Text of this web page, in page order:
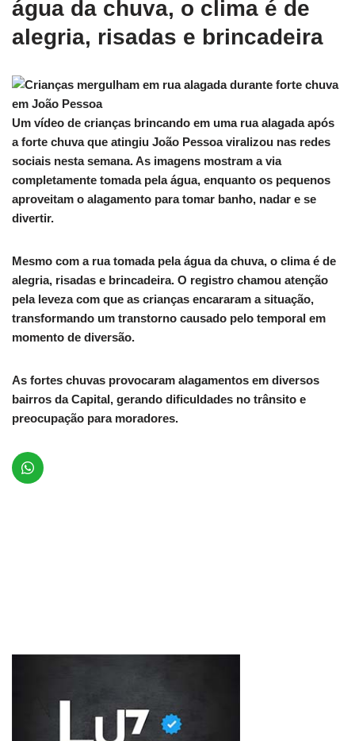
água da chuva, o clima é de
alegria, risadas e brincadeira
Um vídeo de crianças brincando em uma rua alagada após
a forte chuva que atingiu João Pessoa viralizou nas redes
sociais nesta semana. As imagens mostram a via
completamente tomada pela água, enquanto os pequenos
aproveitam o alagamento para tomar banho, nadar e se
divertir.
Mesmo com a rua tomada pela água da chuva, o clima é de
alegria, risadas e brincadeira. O registro chamou atenção
pela leveza com que as crianças encararam a situação,
transformando um transtorno causado pelo temporal em
momento de diversão.
As fortes chuvas provocaram alagamentos em diversos
bairros da Capital, gerando dificuldades no trânsito e
preocupação para moradores.